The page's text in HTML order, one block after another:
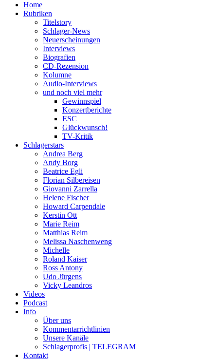
Home
Rubriken
Titelstory
Schlager-News
Neuerscheinungen
Interviews
Biografien
CD-Rezension
Kolumne
Audio-Interviews
und noch viel mehr
Gewinnspiel
Konzertberichte
ESC
Glückwunsch!
TV-Kritik
Schlagerstars
Andrea Berg
Andy Borg
Beatrice Egli
Florian Silbereisen
Giovanni Zarrella
Helene Fischer
Howard Carpendale
Kerstin Ott
Marie Reim
Matthias Reim
Melissa Naschenweng
Michelle
Roland Kaiser
Ross Antony
Udo Jürgens
Vicky Leandros
Videos
Podcast
Info
Über uns
Kommentarrichtlinien
Unsere Kanäle
Schlagerprofis | TELEGRAM
Kontakt